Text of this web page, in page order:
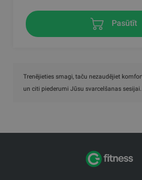
Pasūtīt
Trenējieties smagi, taču nezaudējiet
un citi piederumi Jūsu svarcelšanas sesijai.